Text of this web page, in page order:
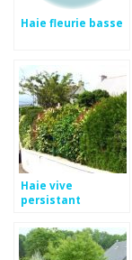
Haie fleurie basse
Haie vive
persistant